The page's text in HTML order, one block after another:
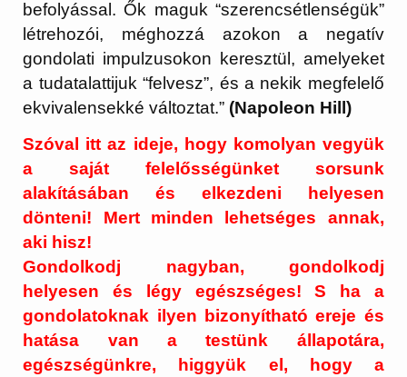
befolyással. Ők maguk “szerencsétlenségük”
létrehozói, méghozzá azokon a negatív
gondolati impulzusokon keresztül, amelyeket
a tudatalattijuk “felvesz”, és a nekik megfelelő
ekvivalensekké változtat.” (Napoleon Hill)
Szóval itt az ideje, hogy komolyan vegyük
a saját felelősségünket sorsunk
alakításában és elkezdeni helyesen
dönteni! Mert minden lehetséges annak,
aki hisz!
Gondolkodj nagyban, gondolkodj
helyesen és légy egészséges! S ha a
gondolatoknak ilyen bizonyítható ereje és
hatása van a testünk állapotára,
egészségünkre, higgyük el, hogy a